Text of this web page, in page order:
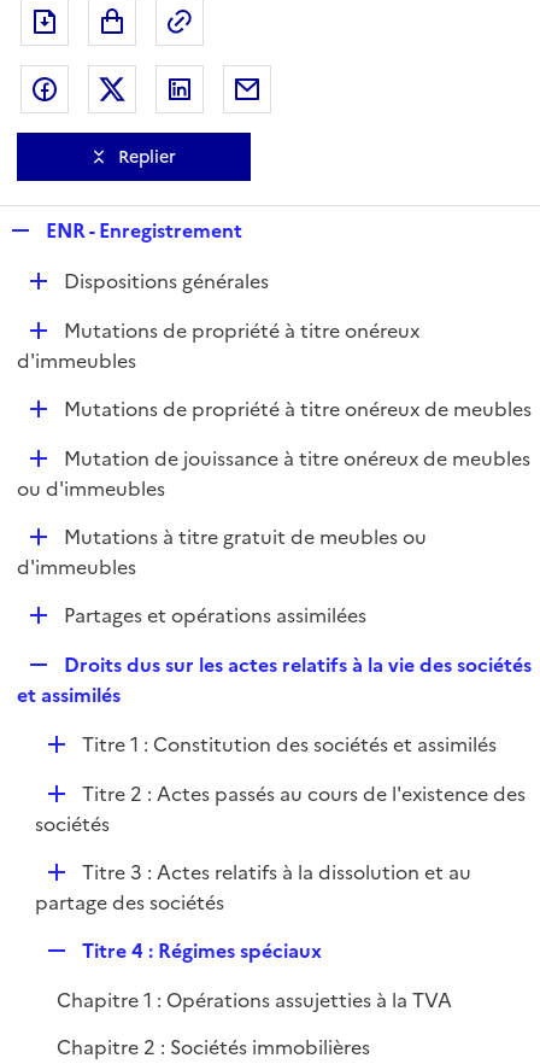
Exporter le document au format pdf
Partager sur Facebook
Partager sur Twitter
Partager sur LinkedIn
Replier
p
l
i
e
r
ENR - Enregistrement
D
l
Dispositions générales
D
é
e
r
Mutations de propriété à titre onéreux
d'immeubles
D
l
r
Mutations de propriété à titre onéreux de meubles
D
é
i
Mutation de jouissance à titre onéreux de meubles
ou d'immeubles
D
é
r
Mutations à titre gratuit de meubles ou
d'immeubles
D
l
i
e
r
Partages et opérations assimilées
e
l
i
e
r
Droits dus sur les actes relatifs à la vie des sociétés
et assimilés
D
l
r
Titre 1 : Constitution des sociétés et assimilés
D
é
i
Titre 2 : Actes passés au cours de l'existence des
sociétés
D
é
i
e
r
Titre 3 : Actes relatifs à la dissolution et au
partage des sociétés
p
l
Titre 4 : Régimes spéciaux
Chapitre 1 : Opérations assujetties à la TVA
Chapitre 2 : Sociétés immobilières